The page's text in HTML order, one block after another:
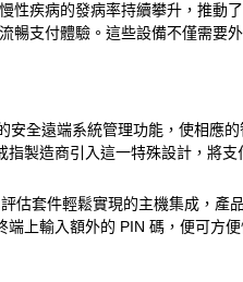
性疾病的發病率持續攀升，推
支付體驗。這些設備不僅需要
全遠端系統管理功能，使相應
製造商引入這一特殊設計，將
套件輕鬆實現的主機集成，
上輸入額外的 PIN 碼，便可方